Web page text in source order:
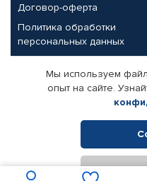
Договор-оферта
Политика обработки
персональных данных
Партнерам
Корпоративным клиентам
Поставщикам
© КАМАЗ ЦЕНТР ДОНЕЦК,
Мы используем
опыт на сайте.